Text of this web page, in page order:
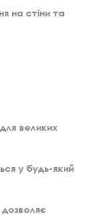
на стіни та
великих
у будь-який